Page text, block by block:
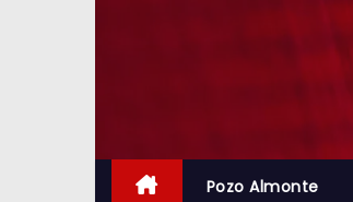
Pozo Almonte